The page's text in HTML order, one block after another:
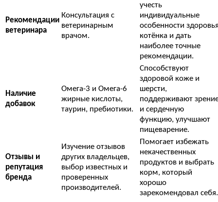
Рекомендации
ветеринара
Консультация с
ветеринарным
врачом.
учесть
индивидуальные
особенности
котёнка и дать
наиболее точные
рекомендации.
Наличие
добавок
Омега-3 и Омега-6
жирные кислоты,
таурин, пребиотики.
Способствуют
здоровой коже и
шерсти,
поддерживают
и сердечную
функцию, улучшают
пищеварение.
Отзывы и
репутация
бренда
Изучение отзывов
других владельцев,
выбор известных и
проверенных
производителей.
Помогает избежать
некачественных
продуктов и выбрать
корм, который
хорошо
зарекомендовал себя.